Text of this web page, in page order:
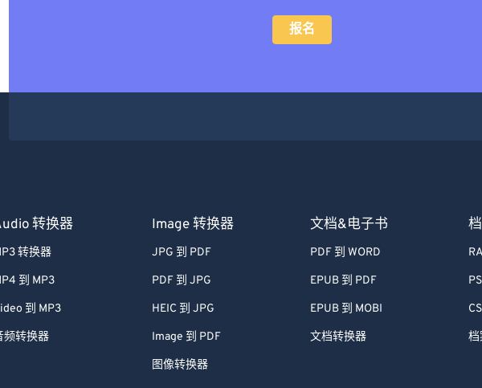
报名
转换器
转换器
到 MP3
到 MP3
频转换器
Image 转换器
JPG 到 PDF
PDF 到 JPG
HEIC 到 JPG
Image 到 PDF
图像转换器
文档&电子书
PDF 到 WORD
EPUB 到 PDF
EPUB 到 MOBI
文档转换器 档